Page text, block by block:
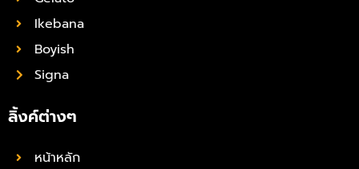
Ikebana
Boyish
Signa
ลิ้งค์ต่างๆ
หน้าหลัก